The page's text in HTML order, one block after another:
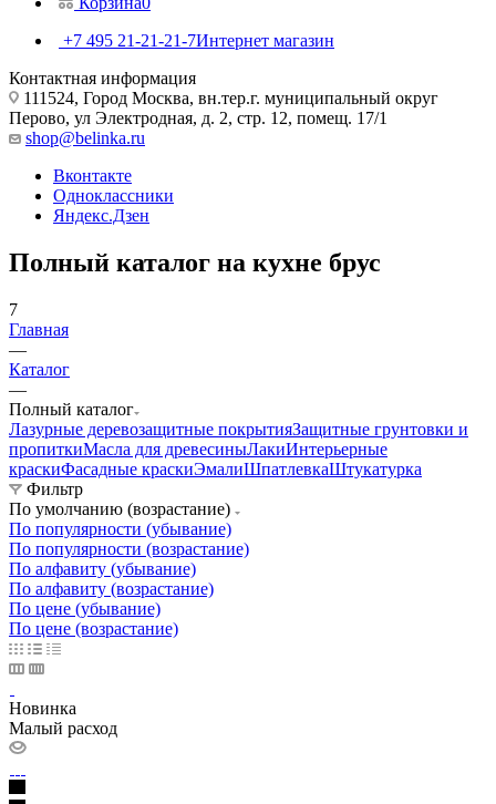
+7 495 21-21-21-7Интернет магазин
Контактная информация
111524, Город Москва, вн.тер.г. муниципальный округ
Перово, ул Электродная, д. 2, стр. 12, помещ. 17/1
shop@belinka.ru
Вконтакте
Одноклассники
Яндекс.Дзен
Полный каталог на кухне брус
7
Главная
—
Каталог
—
Полный каталог
Лазурные деревозащитные покрытияЗащитные грунтовки и
пропиткиМасла для древесиныЛакиИнтерьерные
краскиФасадные краскиЭмалиШпатлевкаШтукатурка
Фильтр
По умолчанию (возрастание)
По популярности (убывание)
По популярности (возрастание)
По алфавиту (убывание)
По алфавиту (возрастание)
По цене (убывание)
По цене (возрастание)
Новинка
Малый расход